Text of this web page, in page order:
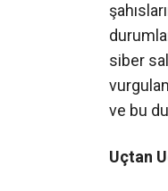
siber
ve bu
Uçtan